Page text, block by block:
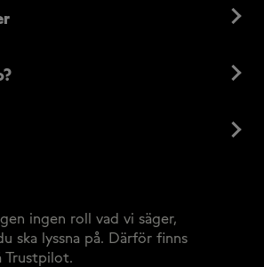
ingen roll vad vi säger,
ska lyssna på. Därför finns
Trustpilot.